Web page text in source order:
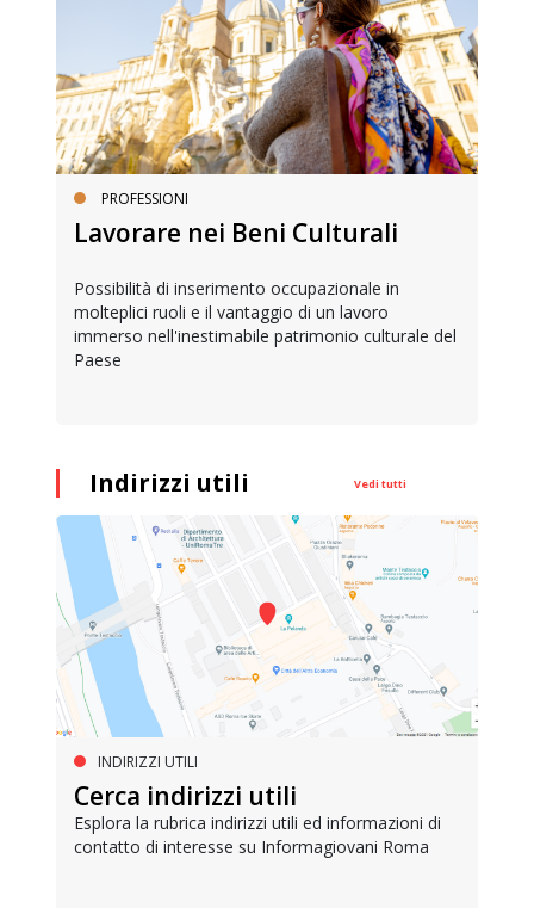
PROFESSIONI
Lavorare nei Beni Culturali
Possibilità di inserimento occupazionale in
molteplici ruoli e il vantaggio di un lavoro
immerso nell'inestimabile patrimonio culturale del
Paese
Indirizzi utili Vedi tutti
INDIRIZZI UTILI
Cerca indirizzi utili
Esplora la rubrica indirizzi utili ed informazioni di
contatto di interesse su Informagiovani Roma